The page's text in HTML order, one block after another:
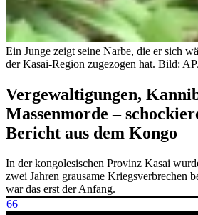
Ein Junge zeigt seine Narbe, die er sich
der Kasai-Region zugezogen hat. Bild:
Vergewaltigungen,
Massenmorde –
Bericht aus dem Kongo
In der kongolesischen Provinz Kasai
zwei Jahren grausame Kriegsverbrechen
war das erst der Anfang.
66